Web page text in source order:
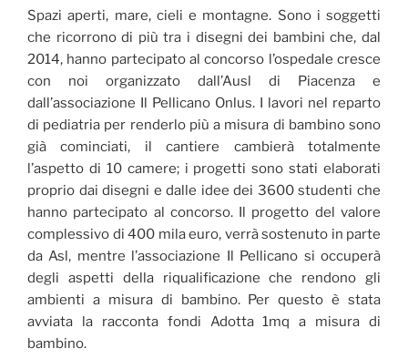
Spazi aperti, mare, cieli e montagne. Sono i soggetti
che ricorrono di più tra i disegni dei bambini che, dal
2014, hanno partecipato al concorso l’ospedale cresce
con noi organizzato dall’Ausl di Piacenza e
dall’associazione Il Pellicano Onlus. I lavori nel reparto
di pediatria per renderlo più a misura di bambino sono
già cominciati, il cantiere cambierà totalmente
l’aspetto di 10 camere; i progetti sono stati elaborati
proprio dai disegni e dalle idee dei 3600 studenti che
hanno partecipato al concorso. Il progetto del valore
complessivo di 400 mila euro, verrà sostenuto in parte
da Asl, mentre l’associazione Il Pellicano si occuperà
degli aspetti della riqualificazione che rendono gli
ambienti a misura di bambino. Per questo è stata
avviata la racconta fondi Adotta 1mq a misura di
bambino.